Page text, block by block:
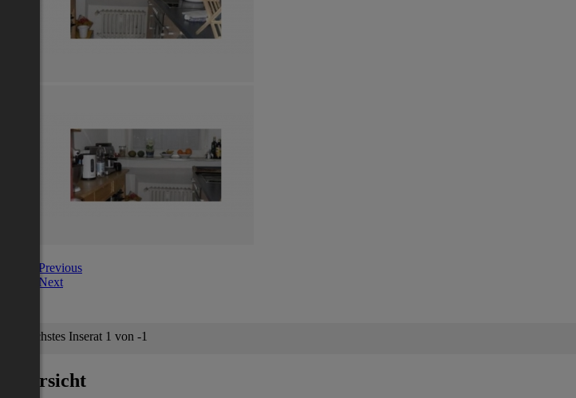
Previous
Next
Nächstes Inserat 1 von -1
Übersicht